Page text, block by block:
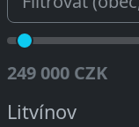
249 000 CZK
Litvínov